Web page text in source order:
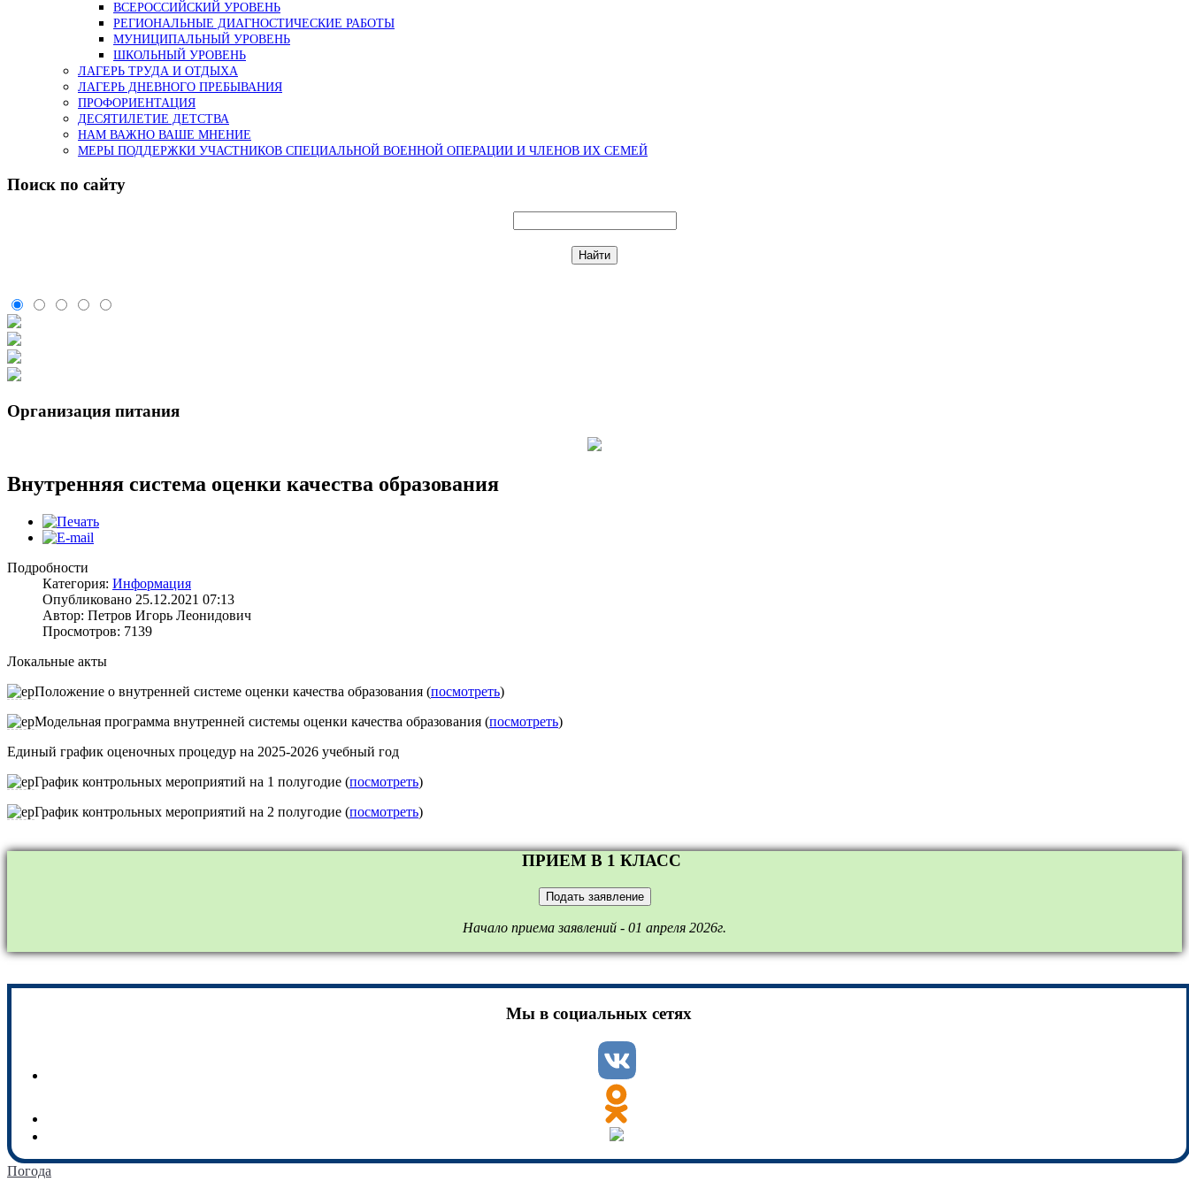
ВСЕРОССИЙСКИЙ УРОВЕНЬ
РЕГИОНАЛЬНЫЕ ДИАГНОСТИЧЕСКИЕ РАБОТЫ
МУНИЦИПАЛЬНЫЙ УРОВЕНЬ
ШКОЛЬНЫЙ УРОВЕНЬ
ЛАГЕРЬ ТРУДА И ОТДЫХА
ЛАГЕРЬ ДНЕВНОГО ПРЕБЫВАНИЯ
ПРОФОРИЕНТАЦИЯ
ДЕСЯТИЛЕТИЕ ДЕТСТВА
НАМ ВАЖНО ВАШЕ МНЕНИЕ
МЕРЫ ПОДДЕРЖКИ УЧАСТНИКОВ СПЕЦИАЛЬНОЙ ВОЕННОЙ ОПЕРАЦИИ И ЧЛЕНОВ ИХ СЕМЕЙ
Поиск по сайту
Организация питания
Внутренняя система оценки качества образования
Подробности
Категория: Информация
Опубликовано 25.12.2021 07:13
Автор: Петров Игорь Леонидович
Просмотров: 7139
Локальные акты
Положение о внутренней системе оценки качества образования (посмотреть)
Модельная программа внутренней системы оценки качества образования (посмотреть)
Единый график оценочных процедур на 2025-2026 учебный год
График контрольных мероприятий на 1 полугодие (посмотреть)
График контрольных мероприятий на 2 полугодие (посмотреть)
ПРИЕМ В 1 КЛАСС
Подать заявление
Начало приема заявлений - 01 апреля 2026г.
Мы в социальных сетях
Погода